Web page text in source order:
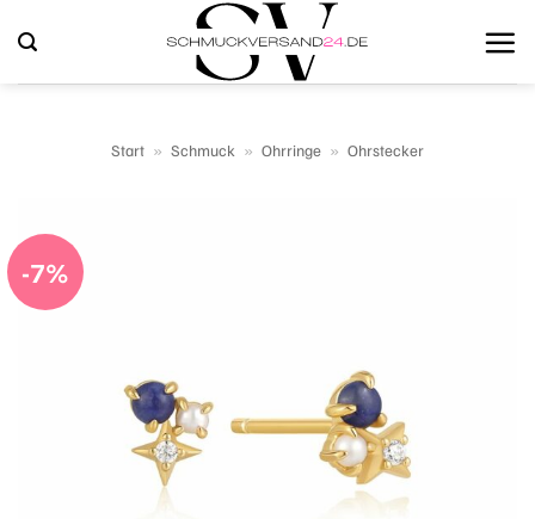
Inhalt
springen
Start » Schmuck » Ohrringe » Ohrstecker
-7%